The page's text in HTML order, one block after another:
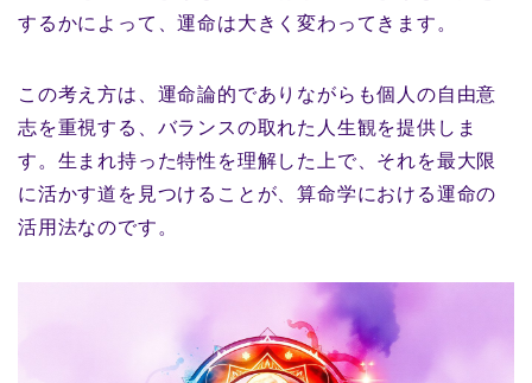
するかによって、運命は大きく変わってきます。
この考え方は、運命論的でありながらも個人の自由意
志を重視する、バランスの取れた人生観を提供しま
す。生まれ持った特性を理解した上で、それを最大限
に活かす道を見つけることが、算命学における運命の
活用法なのです。